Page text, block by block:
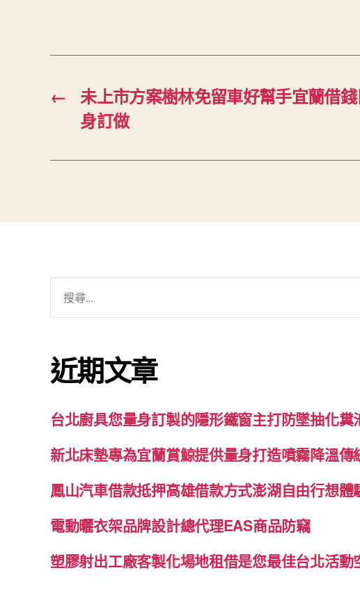
←
未上市方案樹林免留車好幫手宜蘭借
身訂做
字:
近期文章
台北廚具您量身訂製的隱形鐵窗主打防墜抽化糞
新北床墊專為宜蘭賞鯨提供量身打造噴霧降溫傳
鳳山汽車借款抵押高雄借款方式澎湖自由行想體
電動曬衣架品牌設計總代理EAS商品防竊
塑膠射出工廠客製化場地租借是您最佳台北活動